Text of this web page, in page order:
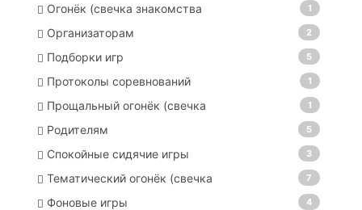
Огонёк (свечка знакомства 1
Организаторам 2
Подборки игр 5
Протоколы соревнований 1
Прощальный огонёк (свечка 1
Родителям 5
Спокойные сидячие игры 3
Тематический огонёк (свечка 7
Фоновые игры 4